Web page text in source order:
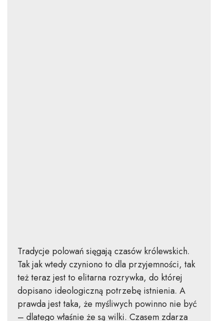
Tradycje polowań sięgają czasów królewskich.
Tak jak wtedy czyniono to dla przyjemności, tak
też teraz jest to elitarna rozrywka, do której
dopisano ideologiczną potrzebę istnienia. A
prawda jest taka, że myśliwych powinno nie być
– dlatego właśnie że są wilki. Czasem zdarza